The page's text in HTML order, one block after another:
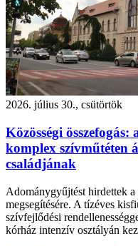
2026. július 30., csütörtök
Közösségi
komplex szívműtéten
családjának
Adománygyűjtést hirdettek
megsegítésére. A tízéves
szívfejlődési
kórház intenzív osztályán